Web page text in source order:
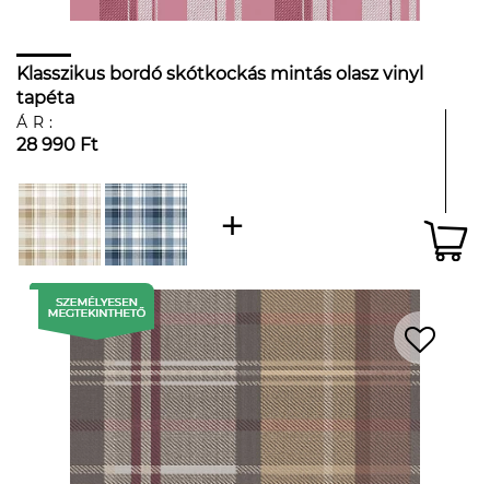
Klasszikus bordó skótkockás mintás olasz vinyl
tapéta
ÁR:
28 990 Ft